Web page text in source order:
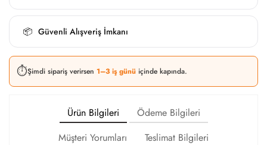
📦 Güvenli Alışveriş İmkanı
⏱️Şimdi sipariş verirsen 1–3 iş günü içinde kapında.
Ürün Bilgileri
Ödeme Bilgileri
Müşteri Yorumları
Teslimat Bilgileri